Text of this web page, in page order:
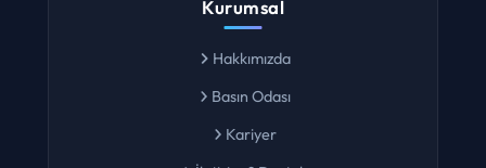
Kurumsal